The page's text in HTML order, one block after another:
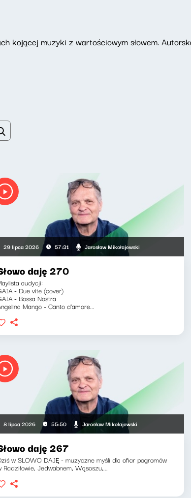
kojącej muzyki z wartościowym słowem.
29 lipca 2026 57:31 Jarosław Mikołajewski
daję 270
audycji:
- Due vite (cover)
- Bossa Nostra
Mango - Canto d’amore...
8 lipca 2026 55:50 Jarosław Mikołajewski
daję 267
w SLOWO DAJĘ - muzyczne myśli dla ofiar pogromów
Radziłowie, Jedwabnem, Wąsoszu,...